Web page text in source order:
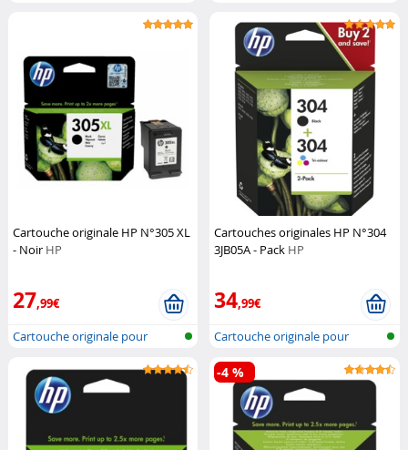
Cartouche originale HP N°305 XL
- Noir HP
27,99€
Cartouche originale pour
Cartouches originales HP N°304
3JB05A - Pack HP
34,99€
Cartouche originale pour
imprimante...
-4 %